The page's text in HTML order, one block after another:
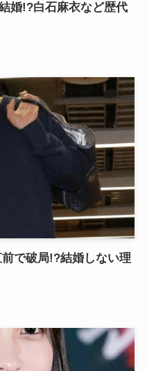
婚!?白石麻衣など歴代
で破局!?結婚しない理